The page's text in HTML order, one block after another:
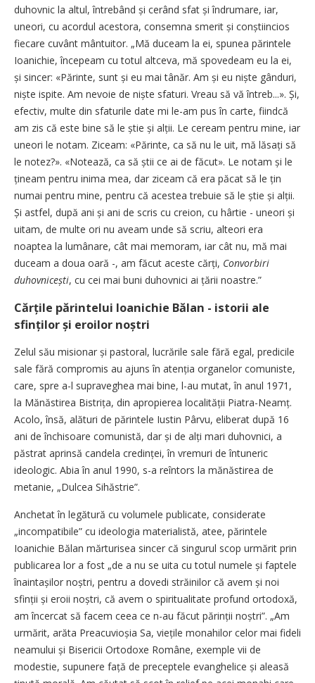
duhovnic la altul, întrebând și cerând sfat și îndrumare, iar,
uneori, cu acordul acestora, consemna smerit și conștiincios
fiecare cuvânt mântuitor. „Mă duceam la ei, spunea părintele
Ioanichie, începeam cu totul altceva, mă spovedeam eu la ei,
și sincer: «Părinte, sunt și eu mai tânăr. Am și eu niște gânduri,
niște ispite. Am nevoie de niște sfaturi. Vreau să vă întreb...». Și,
efectiv, multe din sfaturile date mi le-am pus în carte, fiindcă
am zis că este bine să le știe și alții. Le ceream pentru mine, iar
uneori le notam. Ziceam: «Părinte, ca să nu le uit, mă lăsați să
le notez?». «Notează, ca să știi ce ai de făcut». Le notam și le
țineam pentru inima mea, dar ziceam că era păcat să le țin
numai pentru mine, pentru că acestea trebuie să le știe și alții.
Și astfel, după ani și ani de scris cu creion, cu hârtie - uneori și
uitam, de multe ori nu aveam unde să scriu, alteori era
noaptea la lumânare, cât mai memoram, iar cât nu, mă mai
duceam a doua oară -, am făcut aceste cărți, Convorbiri
duhov­nicești, cu cei mai buni duhovnici ai țării noastre.”
Cărțile părintelui Ioanichie Bălan - istorii ale
sfinților și eroilor noștri
Zelul său misionar și pastoral, lucrările sale fără egal, predicile
sale fără compromis au ajuns în atenția organelor comuniste,
care, spre a-l supraveghea mai bine, l-au mutat, în anul 1971,
la Mănăstirea Bistrița, din apropierea localității Piatra-Neamț.
Acolo, însă, alături de părintele Iustin Pârvu, eliberat după 16
ani de închisoare comunistă, dar și de alți mari duhovnici, a
păstrat aprinsă candela credinței, în vremuri de întuneric
ideologic. Abia în anul 1990, s-a reîntors la mănăstirea de
metanie, „Dulcea Sihăstrie”.
Anchetat în legătură cu volumele publicate, considerate
„incompatibile” cu ideologia materialistă, atee, părintele
Ioanichie Bălan mărturisea sincer că singurul scop urmărit prin
publicarea lor a fost „de a nu se uita cu to­tul numele și faptele
înain­tașilor noștri, pentru a dovedi străinilor că avem și noi
sfinții și eroii noștri, că avem o spiritualitate profund ortodoxă,
am încercat să facem ceea ce n-au făcut părinții noștri”. „Am
urmărit, arăta Preacuvioșia Sa, viețile monahilor celor mai fideli
neamului și Bisericii Ortodoxe Române, exemple vii de
modestie, supunere față de preceptele evanghelice și aleasă